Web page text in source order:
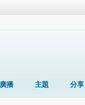
廣播 主題 分享